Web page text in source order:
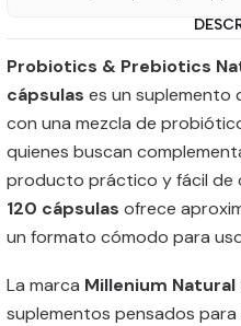
Probiotics & Prebiotics
cápsulas es un suplemento
con una mezcla de
quienes buscan
producto práctico y fácil de
120 cápsulas ofrece
un formato cómodo para
La marca Millenium
suplementos pensados